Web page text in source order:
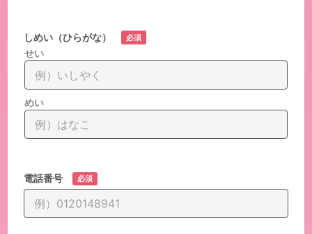
しめい（ひらがな） 必須
せい
めい
電話番号 必須